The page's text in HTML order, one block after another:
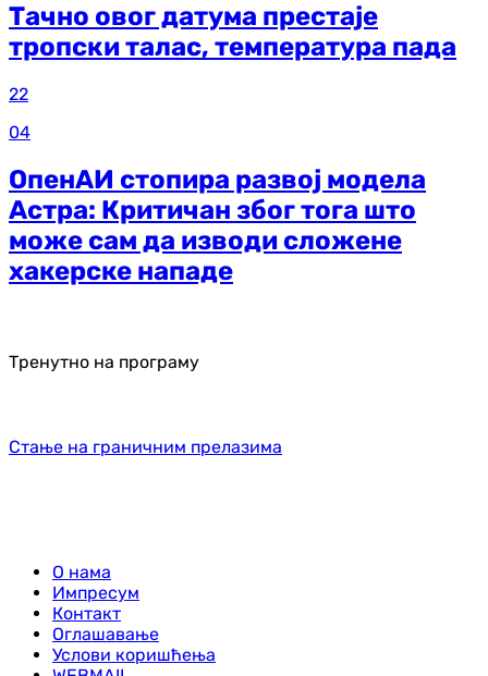
Тачно овог датума престаје
тропски талас, температура пада
22
04
ОпенАИ стопира развој модела
Астра: Критичан због тога што
може сам да изводи сложене
хакерске нападе
Тренутно на програму
Стање на граничним прелазима
О нама
Импресум
Контакт
Оглашавање
Услови коришћења